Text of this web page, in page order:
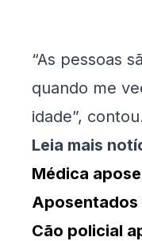
“As pessoas
quando me
idade”,
Leia mais
Médica
Aposentados
Cão policial